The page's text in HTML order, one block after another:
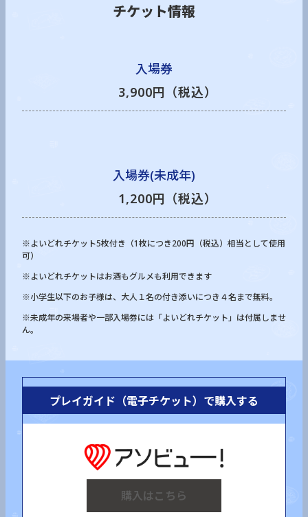
チケット情報
入場券
3,900円（税込）
入場券(未成年)
1,200円（税込）
※よいどれチケット5枚付き（1枚につき200円（税込）相当として使用
可）
※よいどれチケットはお酒もグルメも利用できます
※小学生以下のお子様は、大人１名の付き添いにつき４名まで無料。
※未成年の来場者や一部入場券には「よいどれチケット」は付属しませ
ん。
プレイガイド（電子チケット）で購入する
購入はこちら